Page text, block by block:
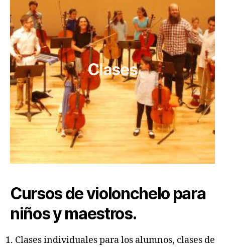
Clases
Cursos de violonchelo para
niños y maestros.
Clases individuales para los alumnos, clases de